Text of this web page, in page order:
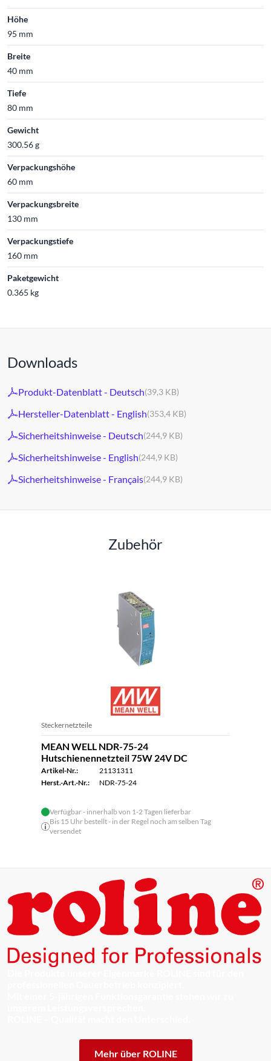
Höhe
95 mm
Breite
40 mm
Tiefe
80 mm
Gewicht
300.56 g
Verpackungshöhe
60 mm
Verpackungsbreite
130 mm
Verpackungstiefe
160 mm
Paketgewicht
0.365 kg
Downloads
Produkt-Datenblatt - Deutsch(39,3 KB)
Hersteller-Datenblatt - English(353,4 KB)
Sicherheitshinweise - Deutsch(244,9 KB)
Sicherheitshinweise - English(244,9 KB)
Sicherheitshinweise - Français(244,9 KB)
Zubehör
Steckernetzteile
MEAN WELL NDR-75-24
Hutschienennetzteil 75W 24V DC
Artikel-Nr.:
21131311
Herst.-Art.-Nr.:
NDR-75-24
Verfügbar - innerhalb von 1-2 Tagen lieferbar
Bis 15 Uhr bestellt - in der Regel noch am selben Tag
versendet
Mehr über ROLINE